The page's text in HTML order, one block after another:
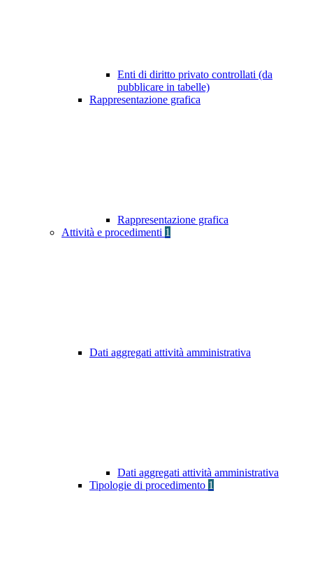
Enti di diritto privato controllati (da
pubblicare in tabelle)
Rappresentazione grafica
Rappresentazione grafica
Attività e procedimenti 1
Dati aggregati attività amministrativa
Dati aggregati attività amministrativa
Tipologie di procedimento 1